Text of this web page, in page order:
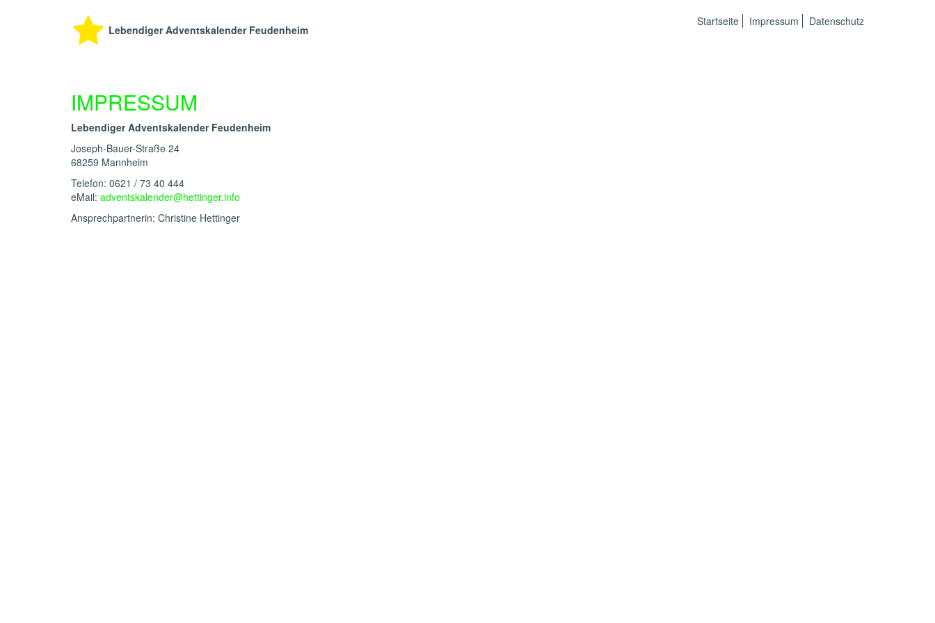
Lebendiger Adventskalender Feudenheim
Startseite Impressum Datenschutz
IMPRESSUM
Lebendiger Adventskalender Feudenheim
Joseph-Bauer-Straße 24
68259 Mannheim
Telefon: 0621 / 73 40 444
eMail: adventskalender@hettinger.info
Ansprechpartnerin: Christine Hettinger